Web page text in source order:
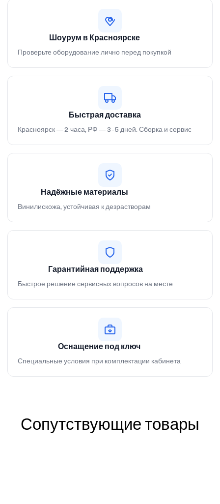
Шоурум в Красноярске
Проверьте оборудование лично перед покупкой
Быстрая доставка
Красноярск — 2 часа, РФ — 3-5 дней. Сборка и сервис
Надёжные материалы
Винилискожа, устойчивая к дезрастворам
Гарантийная поддержка
Быстрое решение сервисных вопросов на месте
Оснащение под ключ
Специальные условия при комплектации кабинета
Сопутствующие товары